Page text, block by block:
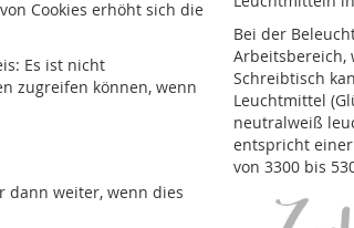
Cookies erhöht sich die
Es ist nicht
zugreifen können, wenn
dann weiter, wenn dies
Bei der
Arbeitsbereich,
Schreibtisch
Leuchtmittel
neutralweiß
entspricht
von 3300 bis